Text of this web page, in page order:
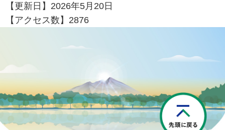
【更新日】 2026年5月20日
【アクセス数】 2876